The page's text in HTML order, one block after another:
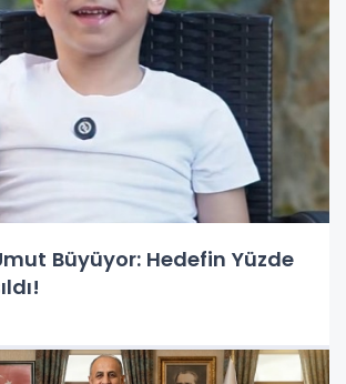
Büyüyor: Hedefin Yüzde